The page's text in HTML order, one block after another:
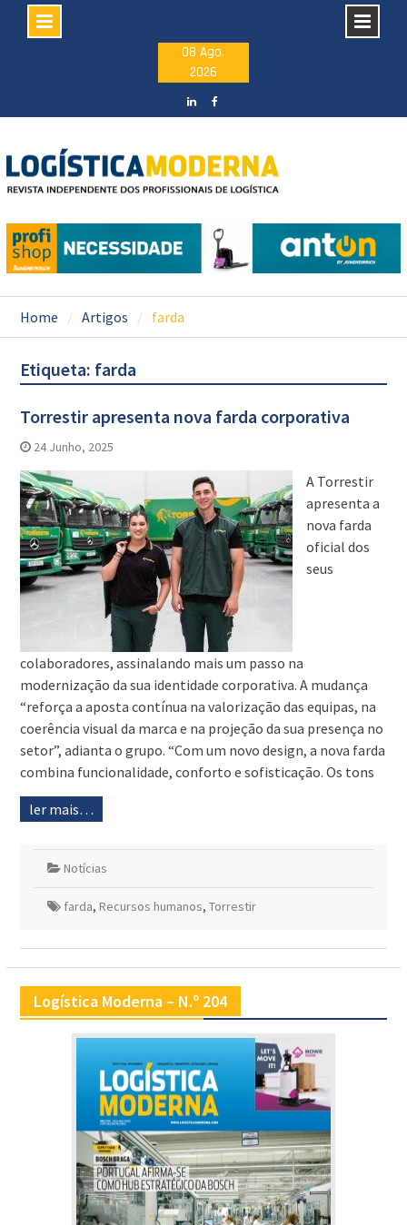
08 Ago,
2026
Home Artigos farda
Etiqueta: farda
Torrestir apresenta nova farda corporativa
24 Junho, 2025
A Torrestir
apresenta a
nova farda
oficial dos
seus
colaboradores, assinalando mais um passo na
modernização da sua identidade corporativa. A mudança
“reforça a aposta contínua na valorização das equipas, na
coerência visual da marca e na projeção da sua presença no
setor”, adianta o grupo. “Com um novo design, a nova farda
combina funcionalidade, conforto e sofisticação. Os tons
ler mais…
Notícias
farda, Recursos humanos, Torrestir
Logística Moderna – N.º 204